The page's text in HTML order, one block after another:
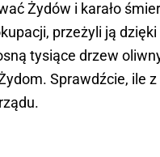
Żydów i karało
przeżyli ją
tysiące drzew
Sprawdźcie, ile